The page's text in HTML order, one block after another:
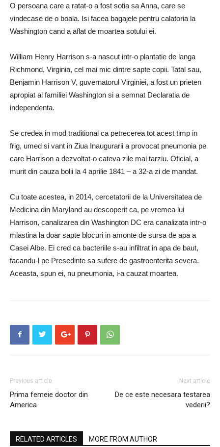
O persoana care a ratat-o ​​a fost sotia sa Anna, care se
vindecase de o boala. Isi facea bagajele pentru calatoria la
Washington cand a aflat de moartea sotului ei.
William Henry Harrison s-a nascut intr-o plantatie de langa
Richmond, Virginia, cel mai mic dintre sapte copii. Tatal sau,
Benjamin Harrison V, guvernatorul Virginiei, a fost un prieten
apropiat al familiei Washington si a semnat Declaratia de
independenta.
Se credea in mod traditional ca petrecerea tot acest timp in
frig, umed si vant in Ziua Inaugurarii a provocat pneumonia pe
care Harrison a dezvoltat-o ​​cateva zile mai tarziu. Oficial, a
murit din cauza bolii la 4 aprilie 1841 – a 32-a zi de mandat.
Cu toate acestea, in 2014, cercetatorii de la Universitatea de
Medicina din Maryland au descoperit ca, pe vremea lui
Harrison, canalizarea din Washington DC era canalizata intr-o
mlastina la doar sapte blocuri in amonte de sursa de apa a
Casei Albe. Ei cred ca bacteriile s-au infiltrat in apa de baut,
facandu-l pe Presedinte sa sufere de gastroenterita severa.
Aceasta, spun ei, nu pneumonia, i-a cauzat moartea.
Previous article
Prima femeie doctor din
America
Next article
De ce este necesara testarea
vederii?
RELATED ARTICLES MORE FROM AUTHOR